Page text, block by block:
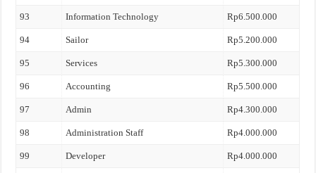
93 Information Technology Rp6.500.000
94 Sailor Rp5.200.000
95 Services Rp5.300.000
96 Accounting Rp5.500.000
97 Admin Rp4.300.000
98 Administration Staff Rp4.000.000
99 Developer Rp4.000.000